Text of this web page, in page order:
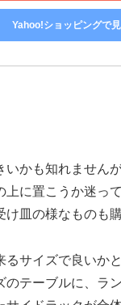
Yahoo!ショッピングで
いかも知れません
上に置こうか迷っ
け皿の様なものも
るサイズで良いか
のテーブルに、ラ